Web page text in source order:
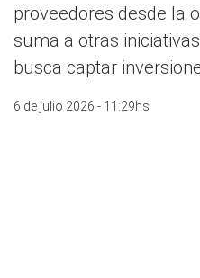
proveedores desde la
suma a otras
busca captar
6 de julio 2026 - 11:29hs